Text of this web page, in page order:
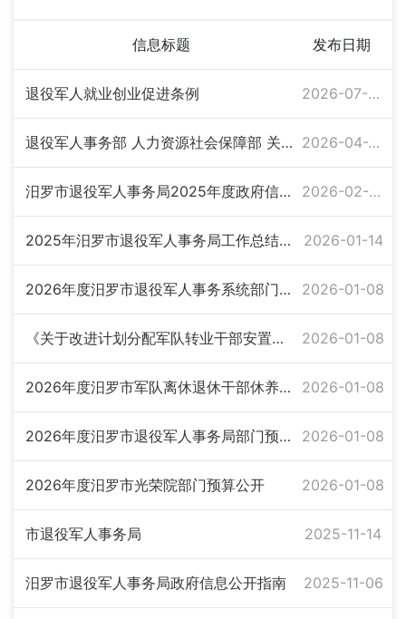
信息标题 发布日期
退役军人就业创业促进条例 2026-07-07
退役军人事务部 人力资源社会保障部 关于加快推进国防教育辅导员职业 技能等级认定的实施意见 2026-04-27
汨罗市退役军人事务局2025年度政府信息公开工作年度报告 2026-02-02
2025年汨罗市退役军人事务局工作总结暨2026年度工作计划 2026-01-14
2026年度汨罗市退役军人事务系统部门预算公开 2026-01-08
《关于改进计划分配军队转业干部安置办法若干问题的意见 》（ 国转联〔2012〕1号 2012年1月21日起施行） 2026-01-08
2026年度汨罗市军队离休退休干部休养所部门预算公开 2026-01-08
2026年度汨罗市退役军人事务局部门预算公开 2026-01-08
2026年度汨罗市光荣院部门预算公开 2026-01-08
市退役军人事务局 2025-11-14
汨罗市退役军人事务局政府信息公开指南 2025-11-06